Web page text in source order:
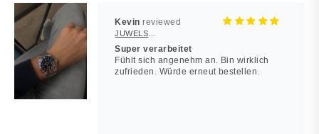
Kevin
Super verarbeitet
Fühlt sich angenehm an. Bin wirklich
zufrieden. Würde erneut bestellen.